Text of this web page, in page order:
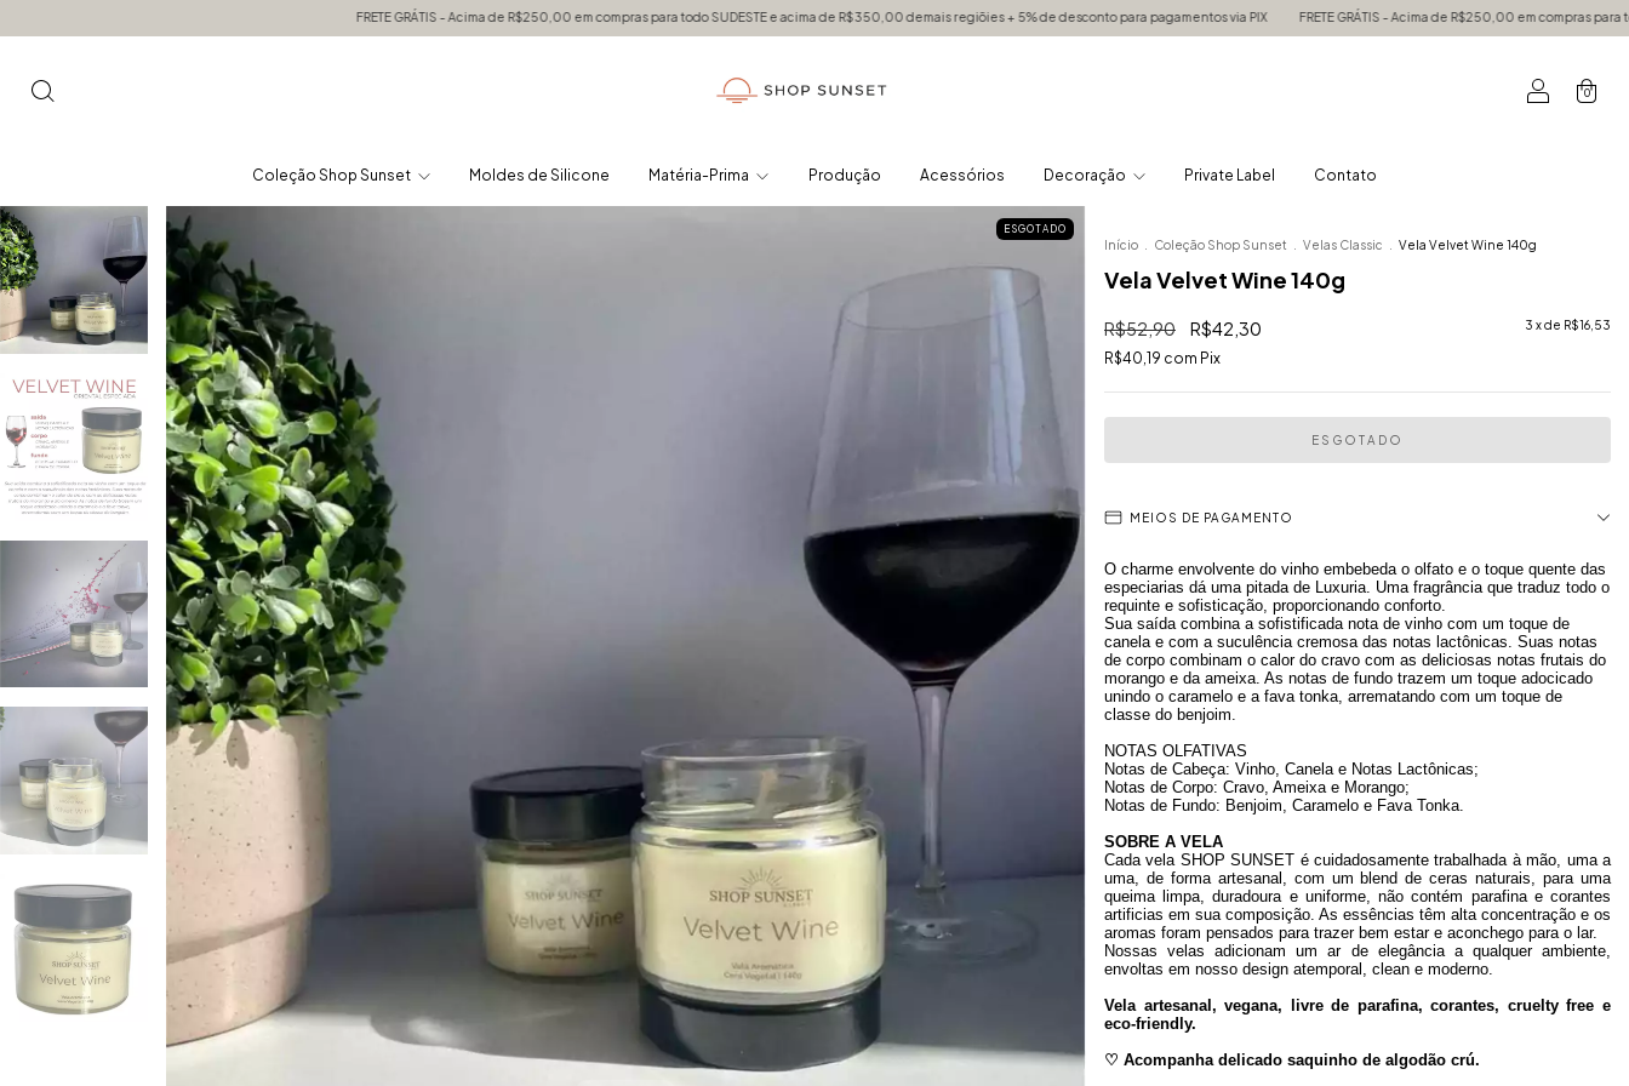
FRETE GRÁTIS - Acima de R$250,00 em compras para todo SUDESTE e acima de R$350,00 demais regiõies + 5% de desconto para pagamentos via PIX FRETE GRÁTIS - Acima de R$250,00 em compras para todo SUDESTE
0
Coleção Shop Sunset Moldes de Silicone Matéria-Prima Produção Acessórios Decoração Private Label Contato
ESGOTADO
Início Coleção Shop Sunset Velas Classic Vela Velvet Wine 140g
Vela Velvet Wine 140g
R$52,90 R$42,30 3 x de R$16,53
R$40,19 com Pix
MEIOS DE PAGAMENTO
O charme envolvente do vinho embebeda o olfato e o toque quente das
especiarias dá uma pitada de Luxuria. Uma fragrância que traduz todo o
requinte e sofisticação, proporcionando conforto.
Sua saída combina a sofistificada nota de vinho com um toque de
canela e com a suculência cremosa das notas lactônicas. Suas notas
de corpo combinam o calor do cravo com as deliciosas notas frutais do
morango e da ameixa. As notas de fundo trazem um toque adocicado
unindo o caramelo e a fava tonka, arrematando com um toque de
classe do benjoim.
NOTAS OLFATIVAS
Notas de Cabeça: Vinho, Canela e Notas Lactônicas;
Notas de Corpo: Cravo, Ameixa e Morango;
Notas de Fundo: Benjoim, Caramelo e Fava Tonka.
SOBRE A VELA
Cada vela SHOP SUNSET é cuidadosamente trabalhada à mão, uma a
uma, de forma artesanal, com um blend de ceras naturais, para uma
queima limpa, duradoura e uniforme, não contém parafina e corantes
artificias em sua composição. As essências têm alta concentração e os
aromas foram pensados para trazer bem estar e aconchego para o lar.
Nossas velas adicionam um ar de elegância a qualquer ambiente,
envoltas em nosso design atemporal, clean e moderno.
Vela artesanal, vegana, livre de parafina, corantes, cruelty free e
eco-friendly.
♡ Acompanha delicado saquinho de algodão crú.